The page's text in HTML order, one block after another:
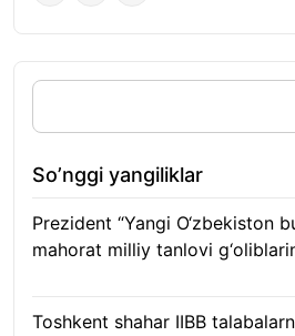
So’nggi yangiliklar
Prezident “Yangi O‘zbekiston
mahorat milliy tanlovi
Toshkent shahar IIBB